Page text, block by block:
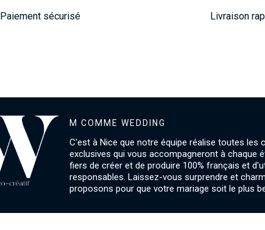
Paiement sécurisé Livraison
M COMME WEDDING
C'est à Nice que notre équipe réalise toutes les
exclusives qui vous accompagneront à chaque
fiers de créer et de produire 100% français et
responsables. Laissez-vous surprendre et
proposons pour que votre mariage soit le plus